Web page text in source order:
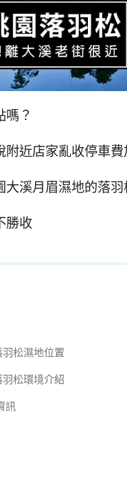
嗎？
近店家亂收停車
大溪月眉濕地的落
勝收
松濕地位置
羽松環境介紹
訊